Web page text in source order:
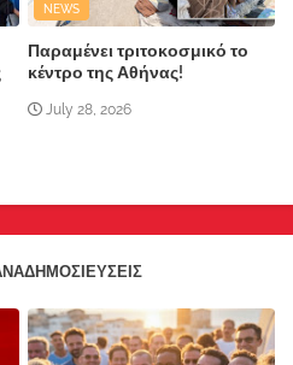
NEWS
Παραμένει τριτοκοσμικό το
κέντρο της Αθήνας!
July 28, 2026